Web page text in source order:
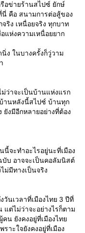
อข่ายร้านสไปซ์ ยักษ์
คือ สนามการต่อสู้ของ
ริง เหนื่อยจริง ทุกบาท
แห่งความเหนื่อยยาก
ง ในบางครั้งก็วู่วาม
ว่าจะเป็นบ้านแห่งแรก
านหลังนี้สไปซ์ บ้านทุก
งมีอีกหลายอย่างที่ต้อง
จะทำอะไรอยู่นะที่เมือง
บ อาจจะเป็นคอลัมนิสต์
ม่มีทางเป็นจริง
นเวลาที่เมืองไทย 3 ปีที่
ต่ไม่ว่าจะอย่างไรก็ตาม
น ยังคงอยู่ที่เมืองไทย
าะใจยังคงอยู่ที่เมือง